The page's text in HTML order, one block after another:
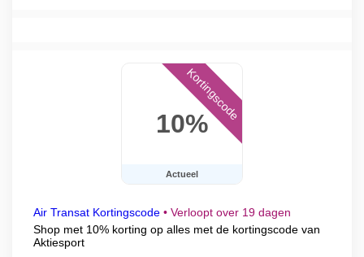
10%
Actueel
Kortingscode
Air Transat Kortingscode • Verloopt over 19 dagen
Shop met 10% korting op alles met de kortingscode van
Aktiesport